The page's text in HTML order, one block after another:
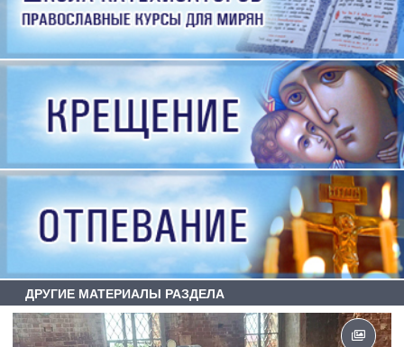
ДРУГИЕ МАТЕРИАЛЫ РАЗДЕЛА